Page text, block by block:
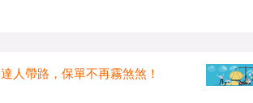
達人帶路，保單不再霧煞煞！